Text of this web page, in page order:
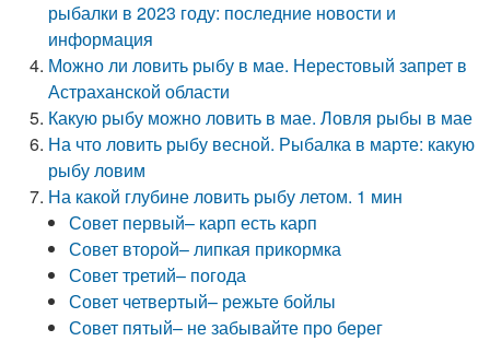
рыбалки в 2023 году: последние новости и
информация
Можно ли ловить рыбу в мае. Нерестовый запрет в
Астраханской области
Какую рыбу можно ловить в мае. Ловля рыбы в мае
На что ловить рыбу весной. Рыбалка в марте: какую
рыбу ловим
На какой глубине ловить рыбу летом. 1 мин
Совет первый– карп есть карп
Совет второй– липкая прикормка
Совет третий– погода
Совет четвертый– режьте бойлы
Совет пятый– не забывайте про берег